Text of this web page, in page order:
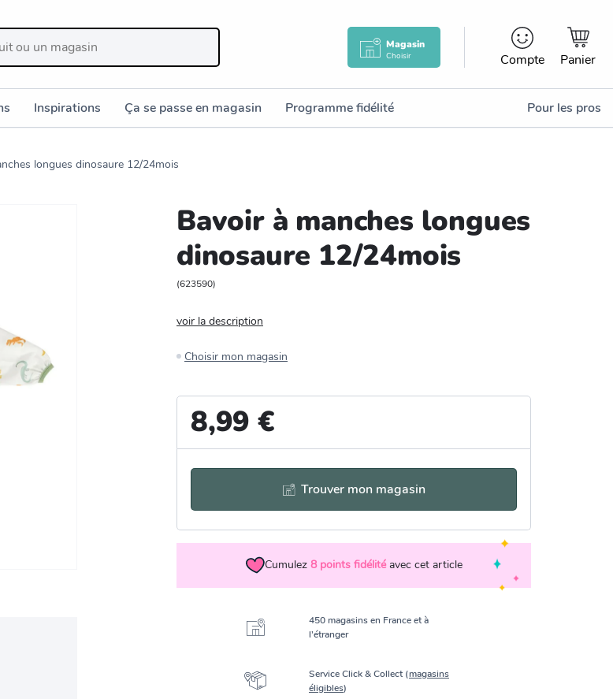
Magasin
Choisir Compte Panier
Inspirations Ça se passe en magasin Programme fidélité Pour les pros
longues dinosaure 12/24mois
Bavoir à manches longues
dinosaure 12/24mois
(623590)
voir la description
Choisir mon magasin
8,99 €
Trouver mon magasin
Cumulez 8 points fidélité avec cet article
450 magasins en France et à
l’étranger
Service Click & Collect (magasins
éligibles)